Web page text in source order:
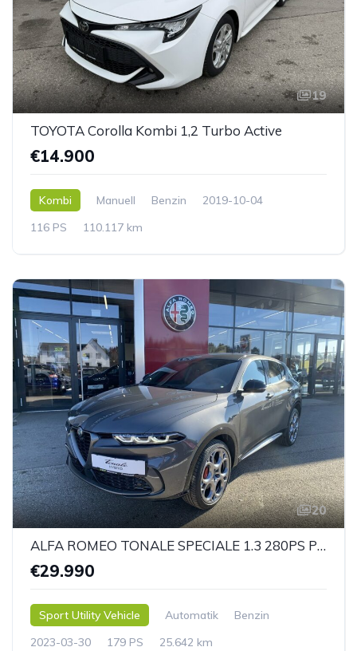
19
TOYOTA Corolla Kombi 1,2 Turbo Active
€14.900
Kombi Manuell Benzin
2019-10-04
116 PS
110.117 km
20
ALFA ROMEO TONALE SPECIALE 1.3 280PS PHEV AT AWD
€29.990
Sport Utility Vehicle Automatik
Benzin
2023-03-30
179 PS 25.642 km